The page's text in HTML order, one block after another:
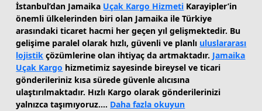
İstanbul’dan Jamaika Uçak Kargo Hizmeti Karayipler’in
önemli ülkelerinden biri olan Jamaika ile Türkiye
arasındaki ticaret hacmi her geçen yıl gelişmektedir. Bu
gelişime paralel olarak hızlı, güvenli ve planlı uluslararası
lojistik çözümlerine olan ihtiyaç da artmaktadır. Jamaika
Uçak Kargo hizmetimiz sayesinde bireysel ve ticari
gönderileriniz kısa sürede güvenle alıcısına
ulaştırılmaktadır. Hızlı Kargo olarak gönderilerinizi
yalnızca taşımıyoruz.… Daha fazla okuyun: